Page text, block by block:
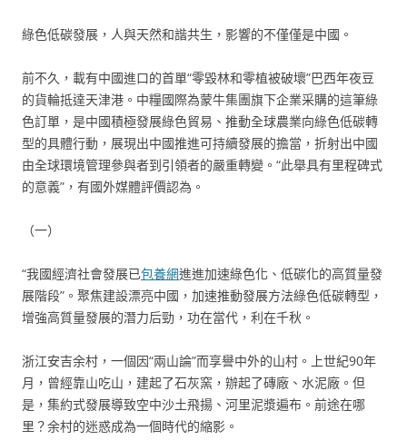
綠色低碳發展，人與天然和諧共生，影響的不僅僅是中國。
前不久，載有中國進口的首單“零毀林和零植被破壞”巴西年夜豆
的貨輪抵達天津港。中糧國際為蒙牛集團旗下企業采購的這筆綠
色訂單，是中國積極發展綠色貿易、推動全球農業向綠色低碳轉
型的具體行動，展現出中國推進可持續發展的擔當，折射出中國
由全球環境管理參與者到引領者的嚴重轉變。“此舉具有里程碑式
的意義”，有國外媒體評價認為。
（一）
“我國經濟社會發展已包養網進進加速綠色化、低碳化的高質量發
展階段”。聚焦建設漂亮中國，加速推動發展方法綠色低碳轉型，
增強高質量發展的潛力后勁，功在當代，利在千秋。
浙江安吉余村，一個因“兩山論”而享譽中外的山村。上世紀90年
月，曾經靠山吃山，建起了石灰窯，辦起了磚廠、水泥廠。但
是，集約式發展導致空中沙土飛揚、河里泥漿遍布。前途在哪
里？余村的迷惑成為一個時代的縮影。